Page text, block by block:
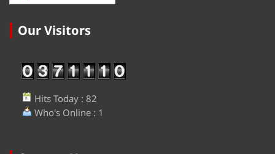
Our Visitors
Hits Today : 82
Who's Online : 1